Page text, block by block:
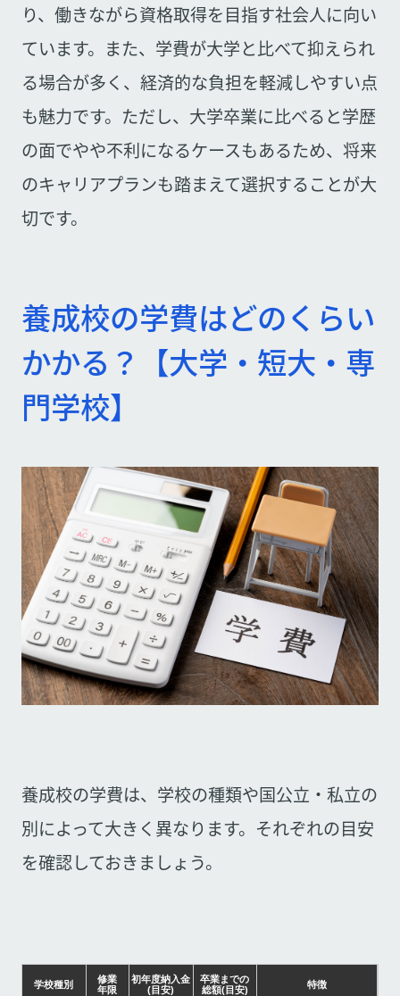
り、働きながら資格取得を目指す社会人に向い
ています。また、学費が大学と比べて抑えられ
る場合が多く、経済的な負担を軽減しやすい点
も魅力です。ただし、大学卒業に比べると学歴
の面でやや不利になるケースもあるため、将来
のキャリアプランも踏まえて選択することが大
切です。
養成校の学費はどのくらい
かかる？【大学・短大・専
門学校】
養成校の学費は、学校の種類や国公立・私立の
別によって大きく異なります。それぞれの目安
を確認しておきましょう。
学校種別
修業
年限
初年度納入金
(目安)
卒業までの
総額(目安)
特徴